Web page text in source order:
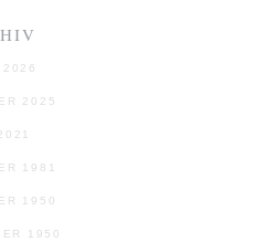
2026
2025
1981
1950
1950